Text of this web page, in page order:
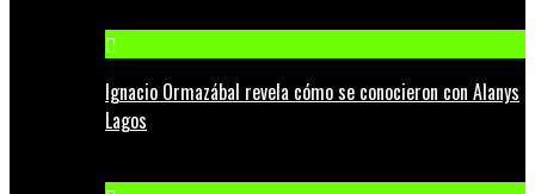
Ignacio Ormazábal revela cómo se conocieron con Alanys
Lagos